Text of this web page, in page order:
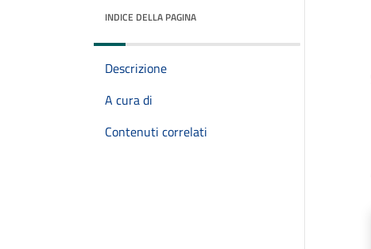
INDICE DELLA PAGINA
Descrizione
A cura di
Contenuti correlati